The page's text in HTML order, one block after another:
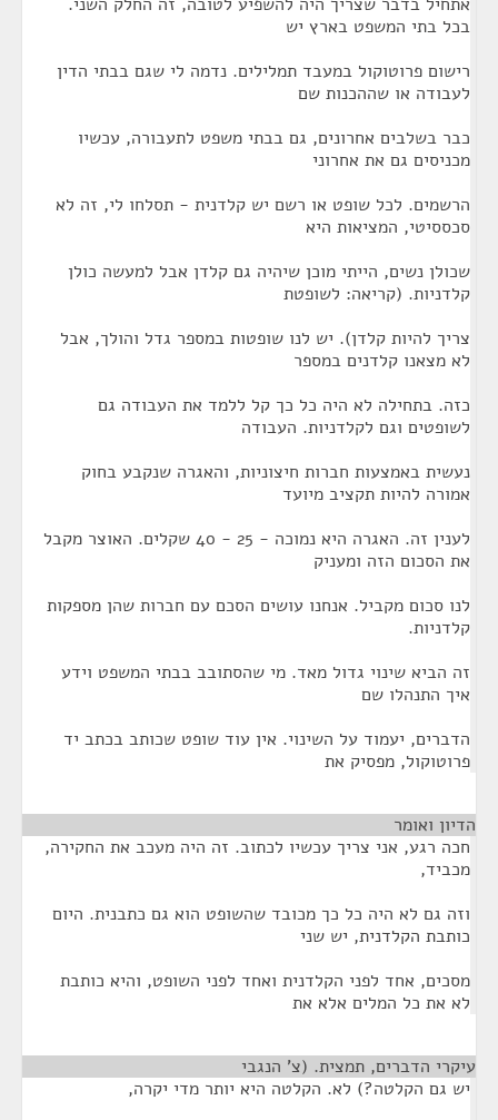
בכל בתי המשפט בארץ יש
רישום פרוטוקול במעבד תמלילים. נדמה לי שגם בבתי הדין
לעבודה או שההכנות שם
כבר בשלבים אחרונים, גם בבתי משפט לתעבורה, עכשיו
מכניסים גם את אחרוני
הרשמים. לכל שופט או רשם יש קלדנית - תסלחו לי, זה לא
סכססיטי, המציאות היא
שכולן נשים, הייתי מוכן שיהיה גם קלדן אבל למעשה כולן
קלדניות. (קריאה: לשופטת
צריך להיות קלדן). יש לנו שופטות במספר גדל והולך, אבל
לא מצאנו קלדנים במספר
כזה. בתחילה לא היה כל כך קל ללמד את העבודה גם
לשופטים וגם לקלדניות. העבודה
נעשית באמצעות חברות חיצוניות, והאגרה שנקבע בחוק
אמורה להיות תקציב מיועד
לענין זה. האגרה היא נמוכה - 25 - 40 שקלים. האוצר מקבל
את הסכום הזה ומעניק
לנו סכום מקביל. אנחנו עושים הסכם עם חברות שהן מספקות
קלדניות.
זה הביא שינוי גדול מאד. מי שהסתובב בבתי המשפט וידע
איך התנהלו שם
הדברים, יעמוד על השינוי. אין עוד שופט שכותב בכתב יד
פרוטוקול, מפסיק את
הדיון ואומר
חכה רגע, אני צריך עכשיו לכתוב. זה היה מעכב את החקירה,
מכביד,
וזה גם לא היה כל כך מכובד שהשופט הוא גם כתבנית. היום
כותבת הקלדנית, יש שני
מסכים, אחד לפני הקלדנית ואחד לפני השופט, והיא כותבת
לא את כל המלים אלא את
עיקרי הדברים, תמצית. (צ' הנגבי
יש גם הקלטה?) לא. הקלטה היא יותר מדי יקרה,